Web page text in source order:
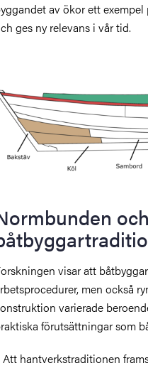
av ökor ett
ges ny relevans i vår tid.
visar att
men också
varierade
förutsättningar som
Att hantverkstraditionen